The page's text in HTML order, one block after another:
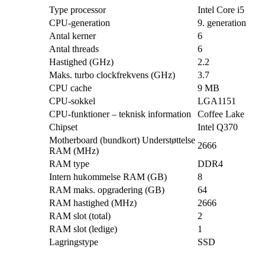
Type processor
Intel Core i5
CPU-generation
9. generation
Antal kerner
6
Antal threads
6
Hastighed (GHz)
2.2
Maks. turbo clockfrekvens (GHz)
3.7
CPU cache
9 MB
CPU-sokkel
LGA1151
CPU-funktioner – teknisk information
Coffee Lake
Chipset
Intel Q370
Motherboard (bundkort) Understøttelse
RAM (MHz)
2666
RAM type
DDR4
Intern hukommelse RAM (GB)
8
RAM maks. opgradering (GB)
64
RAM hastighed (MHz)
2666
RAM slot (total)
2
RAM slot (ledige)
1
Lagringstype
SSD